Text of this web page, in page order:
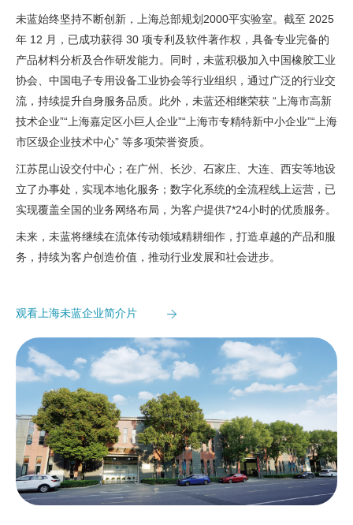
未蓝始终坚持不断创新，上海总部规划2000平实验室。截至 2025
年 12 月，已成功获得 30 项专利及软件著作权，具备专业完备的
产品材料分析及合作研发能力。同时，未蓝积极加入中国橡胶工业
协会、中国电子专用设备工业协会等行业组织，通过广泛的行业交
流，持续提升自身服务品质。此外，未蓝还相继荣获 “上海市高新
技术企业”“上海嘉定区小巨人企业”“上海市专精特新中小企业”“上海
市区级企业技术中心” 等多项荣誉资质。
江苏昆山设交付中心；在广州、长沙、石家庄、大连、西安等地设
立了办事处，实现本地化服务；数字化系统的全流程线上运营，已
实现覆盖全国的业务网络布局，为客户提供7*24小时的优质服务。
未来，未蓝将继续在流体传动领域精耕细作，打造卓越的产品和服
务，持续为客户创造价值，推动行业发展和社会进步。
观看上海未蓝企业简介片